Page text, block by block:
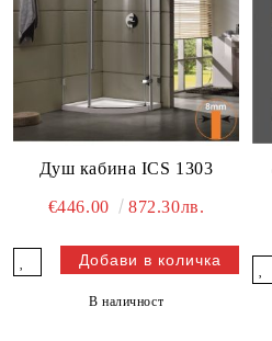
Душ кабина ICS 1303
€446.00 872.30лв.
В наличност